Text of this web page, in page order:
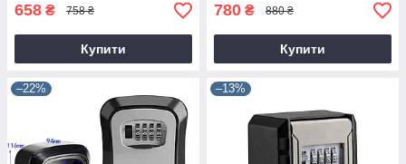
658 ₴ 758 ₴
Купити
780 ₴ 880 ₴
Купити
–22% –13%